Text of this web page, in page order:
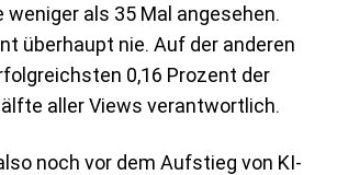
weniger als 35 Mal angesehen.
überhaupt nie. Auf der anderen
0,16 Prozent der
aller Views verantwortlich.
noch vor dem Aufstieg von KI-